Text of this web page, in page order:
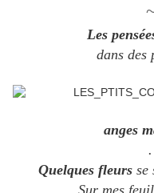
Les
dans des
anges
Quelques fleursse